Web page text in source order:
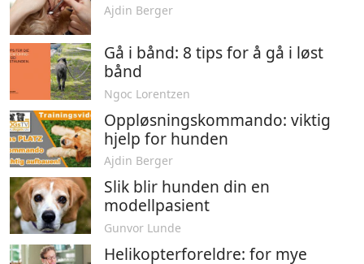
Ajdin Berger
Gå i bånd: 8 tips for å gå i løst
bånd
Ngoc Lorentzen
Oppløsningskommando: viktig
hjelp for hunden
Ajdin Berger
Slik blir hunden din en
modellpasient
Gunvor Lunde
Helikopterforeldre: for mye